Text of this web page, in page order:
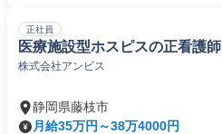
正社員
医療施設型ホスピスの正看護師
株式会社アンビス
静岡県藤枝市
月給35万円～38万4000円